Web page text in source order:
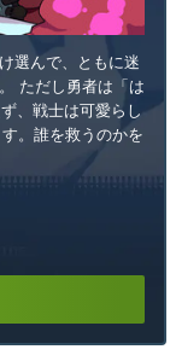
選んで、ともに迷
ただし勇者は「は
、戦士は可愛らし
。誰を救うのかを